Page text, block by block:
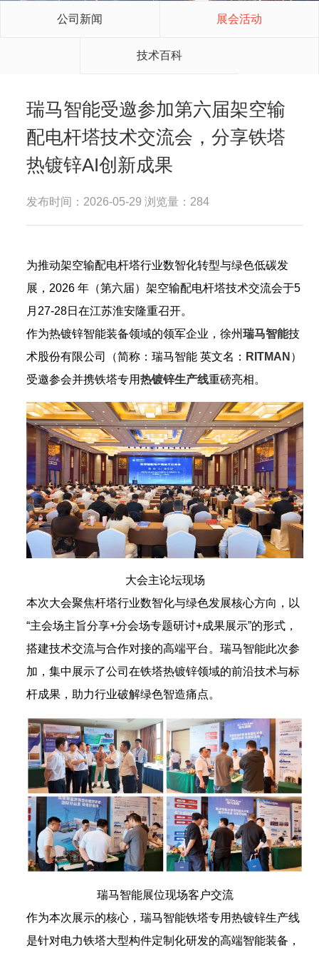
公司新闻 展会活动
技术百科
瑞马智能受邀参加第六届架空输
配电杆塔技术交流会，分享铁塔
热镀锌AI创新成果
发布时间：2026-05-29 浏览量：284
为推动架空输配电杆塔行业数智化转型与绿色低碳发
展，2026 年（第六届）架空输配电杆塔技术交流会于5
月27-28日在江苏淮安隆重召开。
作为热镀锌智能装备领域的领军企业，徐州瑞马智能技
术股份有限公司（简称：瑞马智能 英文名： RITMAN ）
受邀参会并携铁塔专用热镀锌生产线重磅亮相。
大会主论坛现场
本次大会聚焦杆塔行业数智化与绿色发展核心方向，以
“主会场主旨分享+分会场专题研讨+成果展示”的形式，
搭建技术交流与合作对接的高端平台。瑞马智能此次参
加，集中展示了公司在铁塔热镀锌领域的前沿技术与标
杆成果，助力行业破解绿色智造痛点。
瑞马智能展位现场客户交流
作为本次展示的核心，瑞马智能铁塔专用热镀锌生产线
是针对电力铁塔大型构件定制化研发的高端智能装备，